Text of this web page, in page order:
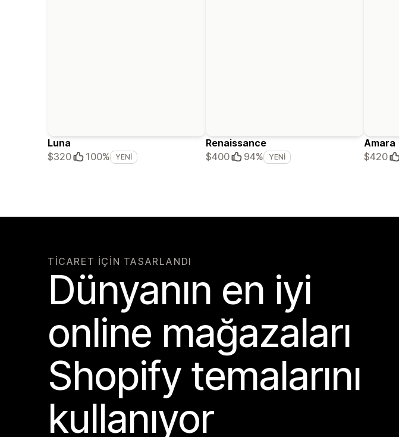
Luna
$320
100% YENI
Renaissance
$400
94% YENI
Amara
$420
TICARET IÇIN TASARLANDI
Dünyanın en iyi
online mağazaları
Shopify temalarını
kullanıyor